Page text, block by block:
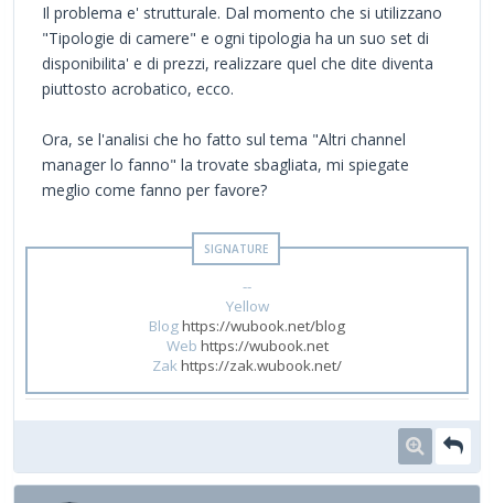
Il problema e' strutturale. Dal momento che si utilizzano
"Tipologie di camere" e ogni tipologia ha un suo set di
disponibilita' e di prezzi, realizzare quel che dite diventa
piuttosto acrobatico, ecco.
Ora, se l'analisi che ho fatto sul tema "Altri channel
manager lo fanno" la trovate sbagliata, mi spiegate
meglio come fanno per favore?
--
Yellow
Bloghttps://wubook.net/blog
Web https://wubook.net
Zakhttps://zak.wubook.net/